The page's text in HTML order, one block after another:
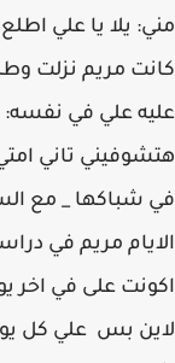
مني: يلا يا علي
كانت مريم نزلت
عليه علي في نفسه:
هتشوفيني تاني
في شباكها _ مع
الايام مريم في
اكونت على في اخر
لاين بس علي كل